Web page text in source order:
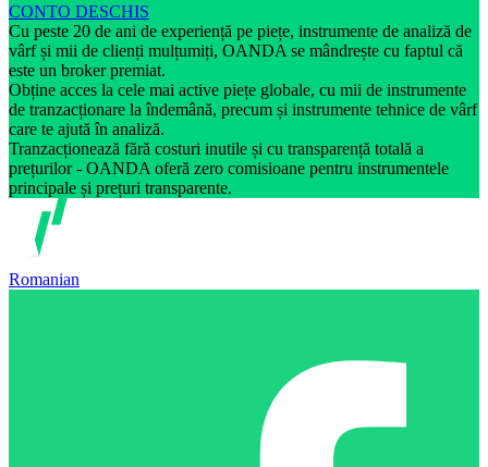
CONTO DESCHIS
Cu peste 20 de ani de experiență pe piețe, instrumente de analiză de
vârf și mii de clienți mulțumiți, OANDA se mândrește cu faptul că
este un broker premiat.
Obține acces la cele mai active piețe globale, cu mii de instrumente
de tranzacționare la îndemână, precum și instrumente tehnice de vârf
care te ajută în analiză.
Tranzacționează fără costuri inutile și cu transparență totală a
prețurilor - OANDA oferă zero comisioane pentru instrumentele
principale și prețuri transparente.
Romanian